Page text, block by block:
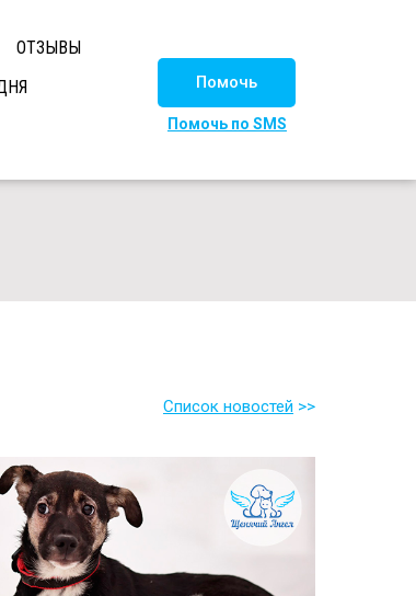
ОТЗЫВЫ
Помочь
Помочь по SMS
Список новостей >>